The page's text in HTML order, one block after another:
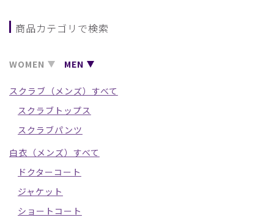
商品カテゴリで検索
WOMEN MEN
スクラブ（メンズ）すべて
スクラブトップス
スクラブパンツ
白衣（メンズ）すべて
ドクターコート
ジャケット
ショートコート